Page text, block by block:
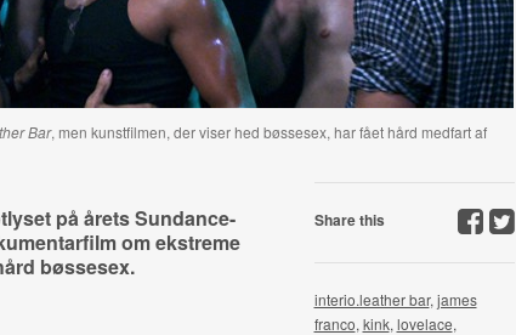
Bar, men kunstfilmen, der viser hed bøssesex, har fået hård medfart af
på årets Sundance-
om ekstreme
bøssesex.
Share this
interio.leather bar, james
franco, kink, lovelace,